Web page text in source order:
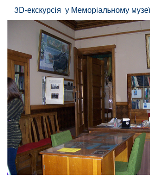
3D-екскурсія у Меморіальному